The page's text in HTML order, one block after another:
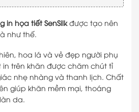
in họa tiết SenSilkđược tạo nên
như thế.
hoa lá và vẻ đẹp người phụ
in trên khăn được chăm chút tỉ
nhẹ nhàng và thanh lịch. Chất
giúp khăn mềm mại, thoáng
da.